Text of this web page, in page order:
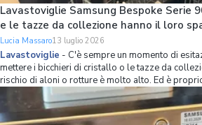
Lavastoviglie Samsung Bespoke Serie
e le tazze da collezione hanno il loro
Lucia Massaro13 luglio 2026
Lavastoviglie - C'è sempre un momento di
mettere i bicchieri di cristallo o le tazze da
rischio di aloni o rotture è molto alto. Ed è
problema che Samsung ha ripensato
della lavastov